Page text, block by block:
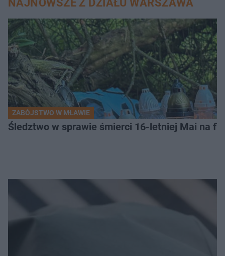
NAJNOWSZE Z DZIAŁU WARSZAWA
ZABÓJSTWO W MŁAWIE
Śledztwo w sprawie śmierci 16-letniej Mai na